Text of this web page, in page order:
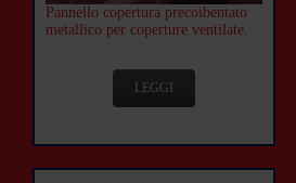
Pannello copertura precoibentato
metallico per coperture ventilate.
LEGGI